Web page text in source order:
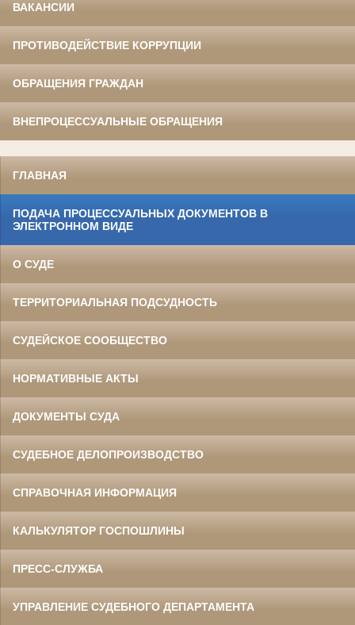
ВАКАНСИИ
ПРОТИВОДЕЙСТВИЕ КОРРУПЦИИ
ОБРАЩЕНИЯ ГРАЖДАН
ВНЕПРОЦЕССУАЛЬНЫЕ ОБРАЩЕНИЯ
ГЛАВНАЯ
ПОДАЧА ПРОЦЕССУАЛЬНЫХ ДОКУМЕНТОВ В
ЭЛЕКТРОННОМ ВИДЕ
О СУДЕ
ТЕРРИТОРИАЛЬНАЯ ПОДСУДНОСТЬ
СУДЕЙСКОЕ СООБЩЕСТВО
НОРМАТИВНЫЕ АКТЫ
ДОКУМЕНТЫ СУДА
СУДЕБНОЕ ДЕЛОПРОИЗВОДСТВО
СПРАВОЧНАЯ ИНФОРМАЦИЯ
КАЛЬКУЛЯТОР ГОСПОШЛИНЫ
ПРЕСС-СЛУЖБА
УПРАВЛЕНИЕ СУДЕБНОГО ДЕПАРТАМЕНТА